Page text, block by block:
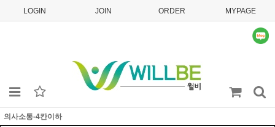
LOGIN JOIN ORDER MYPAGE
의사소통-4칸이하